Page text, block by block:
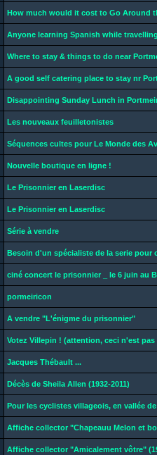
How much would it cost to Go Around
Anyone learning Spanish while
Where to stay & things to do near
A good self catering place to stay nr
Disappointing Sunday Lunch in
Les nouveaux feuilletonistes
Séquences cultes pour Le Monde des
Nouvelle boutique en ligne !
Le Prisonnier en Laserdisc
Le Prisonnier en Laserdisc
Série à vendre
Besoin d'un spécialiste de la serie pour
ciné concert le prisonnier _ le 6 juin au
pormeiricon
A vendre "L'énigme du prisonnier"
Votez Villepin ! (attention, ceci n'est
Jacques Thébault ...
Décès de Sheila Allen (1932-2011)
Pour les cyclistes villageois, en vallée
Affiche collector "Chapeauu Melon et
Affiche collector "Amicalement vôtre"